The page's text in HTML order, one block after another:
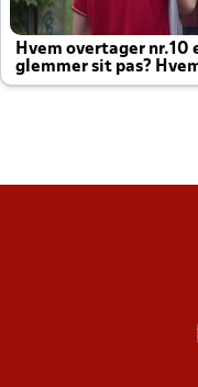
Hvem overtager nr.10
glemmer sit pas?
altid til efter kampe?